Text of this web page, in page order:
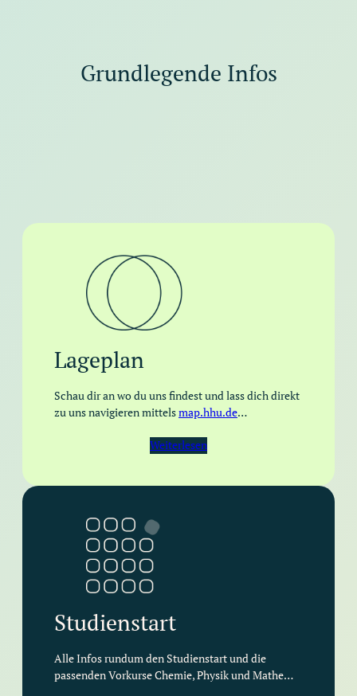
Grundlegende Infos
Lageplan
Schau dir an wo du uns findest und lass dich direkt
zu uns navigieren mittelsmap.hhu.de…
Weiterlesen
Studienstart
Alle Infos rundum den Studienstart und die
passenden Vorkurse Chemie, Physik und Mathe…